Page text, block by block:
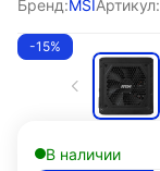
Бренд:MSIАртикул:
-15%
В наличии